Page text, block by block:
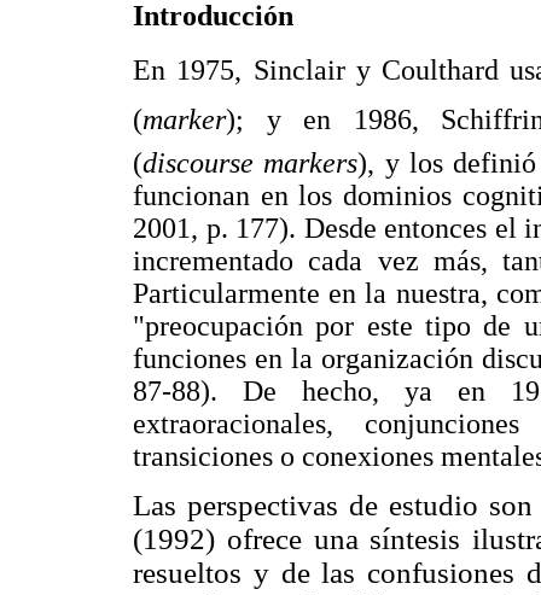
Introducción
En 1975, Sinclair y Coulthard
(marker); y en 1986, Schiffrin
(discourse markers), y los definió
funcionan en los dominios
2001, p. 177). Desde entonces el
incrementado cada vez más,
Particularmente en la nuestra,
"preocupación por este tipo de
funciones en la organización
87-88). De hecho, ya en
extraoracionales,
transiciones o conexiones
Las perspectivas de estudio
(1992) ofrece una síntesis
resueltos y de las confusiones